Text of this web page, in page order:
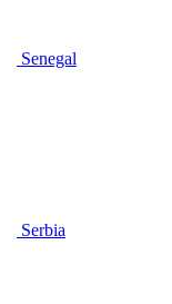
Senegal
Serbia